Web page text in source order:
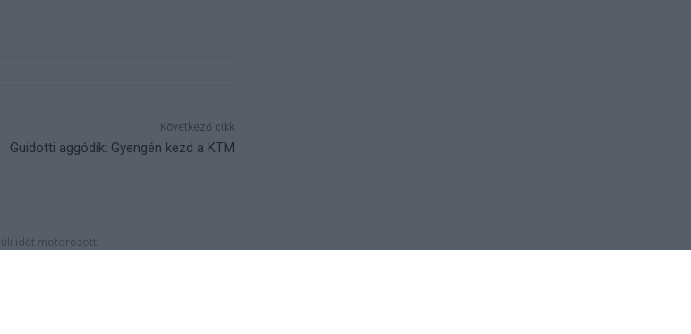
Következő cikk
Guidotti aggódik: Gyengén kezd a KTM